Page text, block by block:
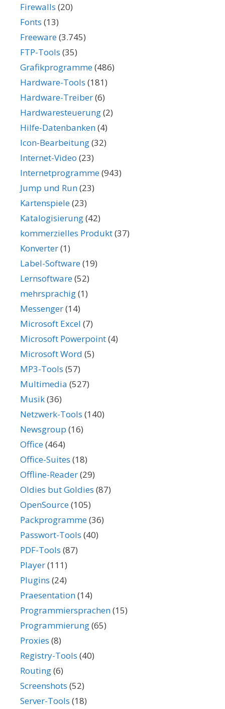
Firewalls (20)
Fonts (13)
Freeware(3.745)
FTP-Tools (35)
Grafikprogramme(486)
Hardware-Tools (181)
Hardware-Treiber(6)
Hardwaresteuerung(2)
Hilfe-Datenbanken(4)
Icon-Bearbeitung(32)
Internet-Video (23)
Internetprogramme(943)
Jump und Run(23)
Kartenspiele(23)
Katalogisierung(42)
kommerzielles Produkt(37)
Konverter(1)
Label-Software(19)
Lernsoftware(52)
mehrsprachig(1)
Messenger(14)
Microsoft Excel (7)
Microsoft Powerpoint(4)
Microsoft Word (5)
MP3-Tools (57)
Multimedia (527)
Musik(36)
Netzwerk-Tools (140)
Newsgroup (16)
Office(464)
Office-Suites (18)
Offline-Reader(29)
Oldies but Goldies (87)
OpenSource(105)
Packprogramme(36)
Passwort-Tools (40)
PDF-Tools (87)
Player(111)
Plugins (24)
Praesentation(14)
Programmiersprachen(15)
Programmierung(65)
Proxies (8)
Registry-Tools (40)
Routing(6)
Screenshots (52)
Server-Tools (18)